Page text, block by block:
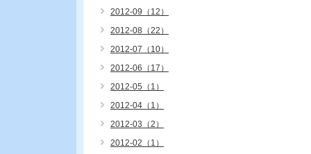
2012-09（12）
2012-08（22）
2012-07（10）
2012-06（17）
2012-05（1）
2012-04（1）
2012-03（2）
2012-02（1）